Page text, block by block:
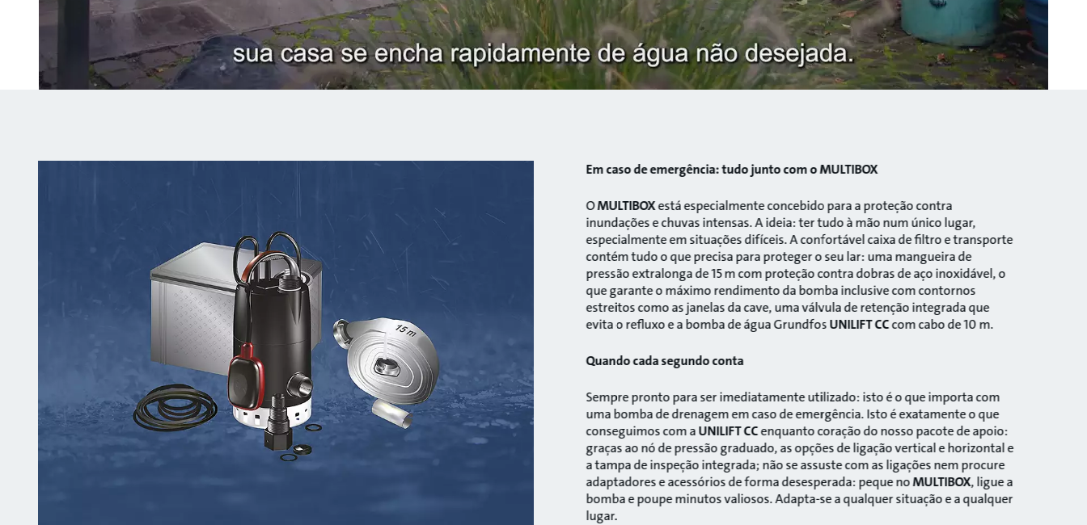
Em caso de emergência: tudo junto com o MULTIBOX
OMULTIBOXestá especialmente concebido para a proteção contra
inundações e chuvas intensas. A ideia: ter tudo à mão num único lugar,
especialmente em situações difíceis. A confortável caixa de filtro e transporte
contém tudo o que precisa para proteger o seu lar: uma mangueira de
pressão extralonga de 15 m com proteção contra dobras de aço inoxidável, o
que garante o máximo rendimento da bomba inclusive com contornos
estreitos como as janelas da cave, uma válvula de retenção integrada que
evita o refluxo e a bomba de água GrundfosUNILIFT CCcom cabo de 10 m.
Quando cada segundo conta
Sempre pronto para ser imediatamente utilizado: isto é o que importa com
uma bomba de drenagem em caso de emergência. Isto é exatamente o que
conseguimos com aUNILIFT CCenquanto coração do nosso pacote de apoio:
graças ao nó de pressão graduado, as opções de ligação vertical e horizontal e
a tampa de inspeção integrada; não se assuste com as ligações nem procure
adaptadores e acessórios de forma desesperada: peque noMULTIBOX, ligue a
bomba e poupe minutos valiosos. Adapta-se a qualquer situação e a qualquer
lugar.